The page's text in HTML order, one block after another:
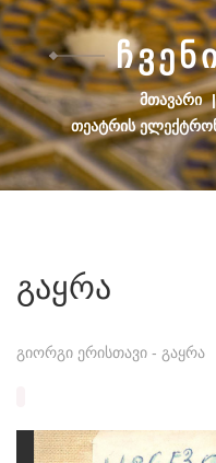
ᲩᲕᲔᲜ
ᲛᲗᲐᲕᲐᲠᲘ
ᲗᲔᲐᲢᲠᲘᲡ
გაყრა
გიორგი ერისთავი - გაყრა